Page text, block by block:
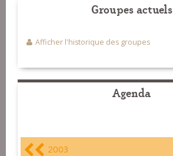
Groupes actuels
Afficher l'historique des groupes
Agenda
2003